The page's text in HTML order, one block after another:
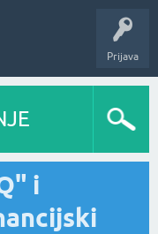
Prijava
i